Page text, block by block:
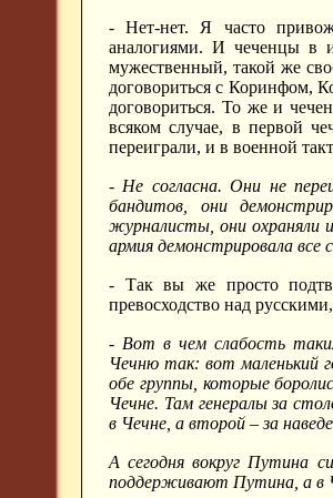
- Нет-нет. Я часто
аналогиями. И чеченцы в
мужественный, такой же
договориться с Коринфом,
договориться. То же и
всяком случае, в первой
переиграли, и в военной
- Не согласна. Они не
бандитов, они
журналисты, они охраняли
армия демонстрировала все
- Так вы же просто
превосходство над
- Вот в чем слабость
Чечню так: вот маленький
обе группы, которые
Чечне. Там генералы за
в Чечне, а второй – за
А сегодня вокруг Путина
поддерживают Путина, а в